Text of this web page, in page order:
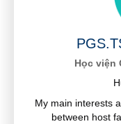
Học viện
My main interests
between host